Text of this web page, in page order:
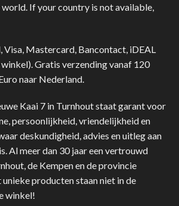
If your country is not available,
Visa, Mastercard, Bancontact, iDEAL
Gratis verzending vanaf 120
naar Nederland.
Kaai 7 in Turnhout staat garant voor
persoonlijkheid, vriendelijkheid en
deskundigheid, advies en uitleg aan
Al meer dan 30 jaar een vertrouwd
de Kempen en de provincie
producten staan niet in de
winkel!